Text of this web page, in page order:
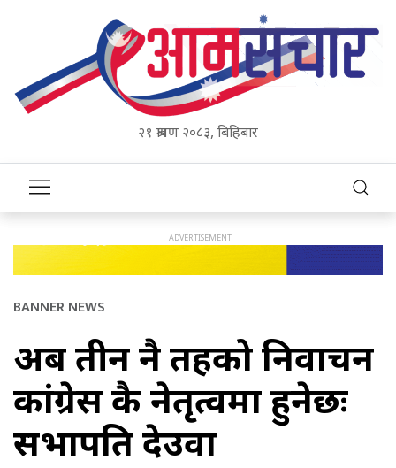
२१ श्रावण २०८३, बिहिबार
BANNER NEWS
अब तीन नै तहको निर्वाचन
कांग्रेस कै नेतृत्वमा हुनेछः
सभापति देउवा